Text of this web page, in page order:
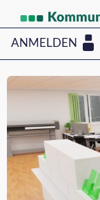
ANMELDEN